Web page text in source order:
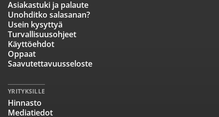
Asiakastuki ja palaute
Unohditko salasanan?
Usein kysyttyä
Turvallisuusohjeet
Käyttöehdot
Oppaat
Saavutettavuusseloste
YRITYKSILLE
Hinnasto
Mediatiedot